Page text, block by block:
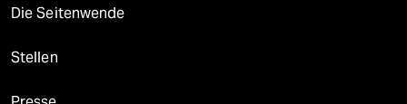
Die Seitenwende
Stellen